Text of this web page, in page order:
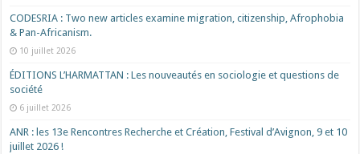
CODESRIA : Two new articles examine migration, citizenship, Afrophobia
& Pan-Africanism.
10 juillet 2026
ÉDITIONS L’HARMATTAN : Les nouveautés en sociologie et questions de
société
6 juillet 2026
ANR : les 13e Rencontres Recherche et Création, Festival d’Avignon, 9 et 10
juillet 2026 !